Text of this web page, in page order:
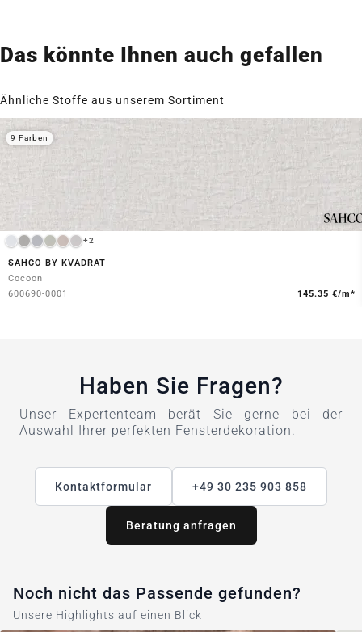
Das könnte Ihnen auch gefallen
Ähnliche Stoffe aus unserem Sortiment
+2
SAHCO BY KVADRAT
Cocoon
600690-0001
145.35 €/m*
9 Farben
Haben Sie Fragen?
Unser Expertenteam berät Sie gerne bei der
Auswahl Ihrer perfekten Fensterdekoration.
Kontaktformular +49 30 235 903 858
Beratung anfragen
Noch nicht das Passende gefunden?
Unsere Highlights auf einen Blick